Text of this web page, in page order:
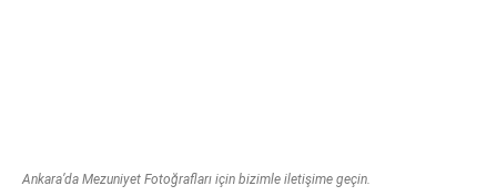
Ankara’da Mezuniyet Fotoğrafları için bizimle iletişime geçin.